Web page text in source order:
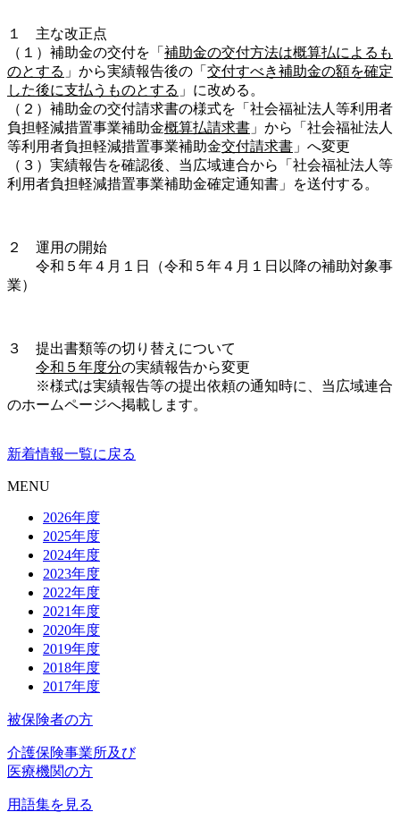
１ 主な改正点
（１）補助金の交付を「 補助金の交付方法は概算払によるも
のとする 」から実績報告後の「 交付すべき補助金の額を確定
した後に支払うものとする 」に改める。
（２）補助金の交付請求書の様式を「社会福祉法人等利用者
負担軽減措置事業補助金概算払請求書 」から「社会福祉法人
等利用者負担軽減措置事業補助金交付請求書 」へ変更
（３）実績報告を確認後、当広域連合から「社会福祉法人等
利用者負担軽減措置事業補助金確定通知書」を送付する。
２ 運用の開始
令和５年４月１日（令和５年４月１日以降の補助対象事
業）
３ 提出書類等の切り替えについて
令和５年度分の実績報告から変更
※様式は実績報告等の提出依頼の通知時に、当広域連合
のホームページへ掲載します。
新着情報一覧に戻る
MENU
2026年度
2025年度
2024年度
2023年度
2022年度
2021年度
2020年度
2019年度
2018年度
2017年度
被保険者の方
介護保険事業所及び
医療機関の方
用語集を見る